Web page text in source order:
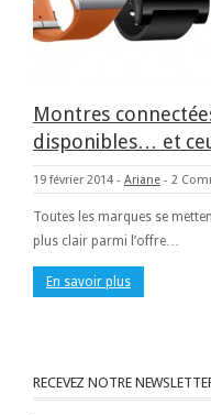
Montres
disponibles… et
19 février 2014 - Ariane - 2
Toutes les marques se
plus clair parmi l’offre…
En savoir plus
RECEVEZ NOTRE